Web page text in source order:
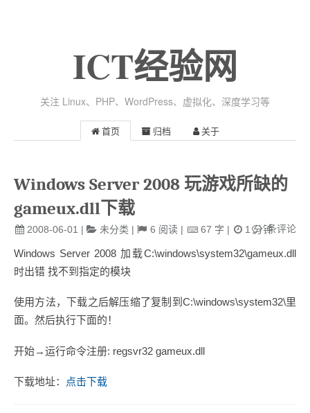
ICT经验网
关注 Linux、PHP、WordPress、虚拟化、深度学习等
首页 归档 关于
Windows Server 2008 玩游戏所缺的
gameux.dll下载
2008-06-01 | 未分类 | 6 阅读| 67 字 | 1 分钟条评论
Windows Server 2008 加载C:\windows\system32\gameux.dll
时出错 找不到指定的模块
使用方法，下载之后解压缩了复制到C:\windows\system32\里
面。然后执行下面的！
开始→运行命令注册: regsvr32 gameux.dll
下载地址： 点击下载